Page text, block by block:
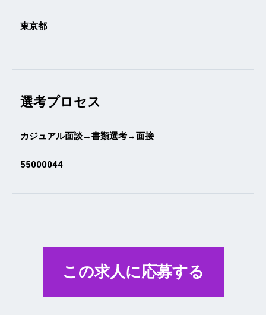
東京都
選考プロセス
カジュアル面談→書類選考→面接
55000044
この求人に応募する